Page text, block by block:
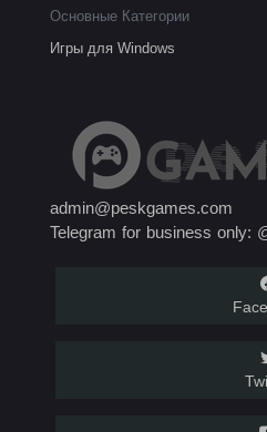
Основные Категории
Игры для Windows
admin@peskgames.com
Telegram for business only: